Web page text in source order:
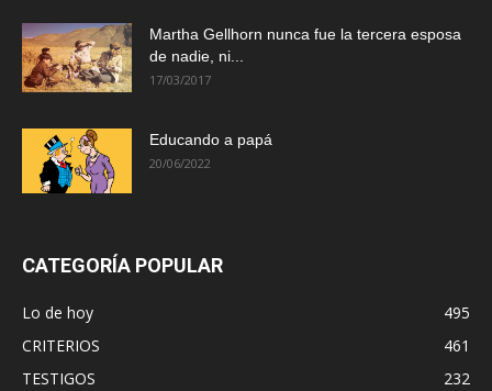
Martha Gellhorn nunca fue la tercera esposa
de nadie, ni...
17/03/2017
Educando a papá
20/06/2022
CATEGORÍA POPULAR
Lo de hoy
495
CRITERIOS
461
TESTIGOS
232